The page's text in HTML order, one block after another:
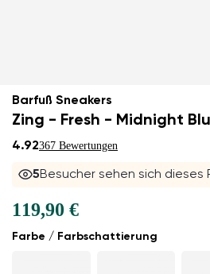
Barfuß Sneakers
Zing - Fresh - Midnight
4.92367 Bewertungen
5Besucher sehen sich dieses
Farbe / Farbschattierung
119,90 €